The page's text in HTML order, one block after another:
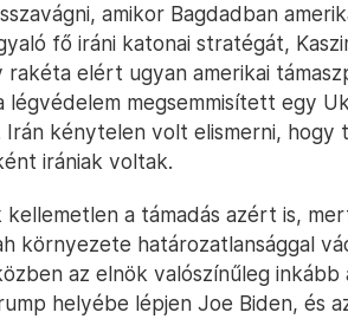
amikor Bagdadban
fő iráni katonai stratégát,
rakéta elért ugyan amerikai
megsemmisített egy
kénytelen volt elismerni, hogy
irániak voltak.
kellemetlen a támadás azért is,
környezete határozatlansággal
az elnök valószínűleg inkább
helyébe lépjen Joe Biden, és